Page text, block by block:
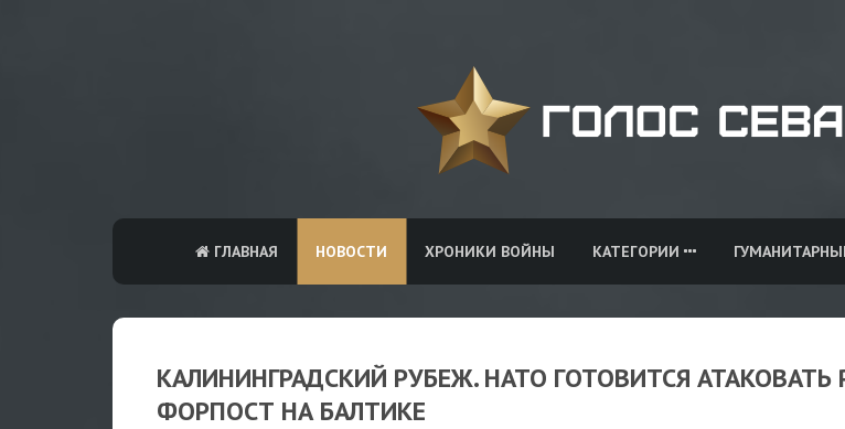
ГЛАВНАЯ НОВОСТИ ХРОНИКИ ВОЙНЫ КАТЕГОРИИ
КАЛИНИНГРАДСКИЙ РУБЕЖ. НАТО ГОТОВИТСЯ АТАКОВАТЬ
ФОРПОСТ НА БАЛТИКЕ